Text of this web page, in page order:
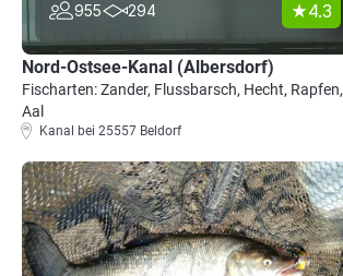
955 294 4.3
Nord-Ostsee-Kanal (Albersdorf)
Fischarten: Zander, Flussbarsch, Hecht, Rapfen,
Aal
Kanal bei 25557 Beldorf